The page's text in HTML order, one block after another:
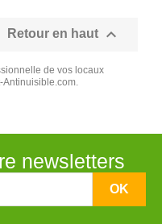
Retour en haut 
de vos locaux
Antinuisible.com.
newsletters